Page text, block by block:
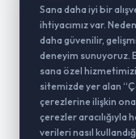
Sana daha iyi bir
ihtiyacımız var.
daha güvenilir,
deneyim sunuyoruz.
sana özel
sitemizde yer alan
çerezlerine ilişkin
çerezler aracılığıyla
verileri nasıl